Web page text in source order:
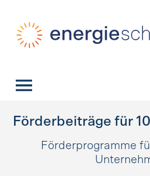
Förderbeiträge für
Förderprogramme